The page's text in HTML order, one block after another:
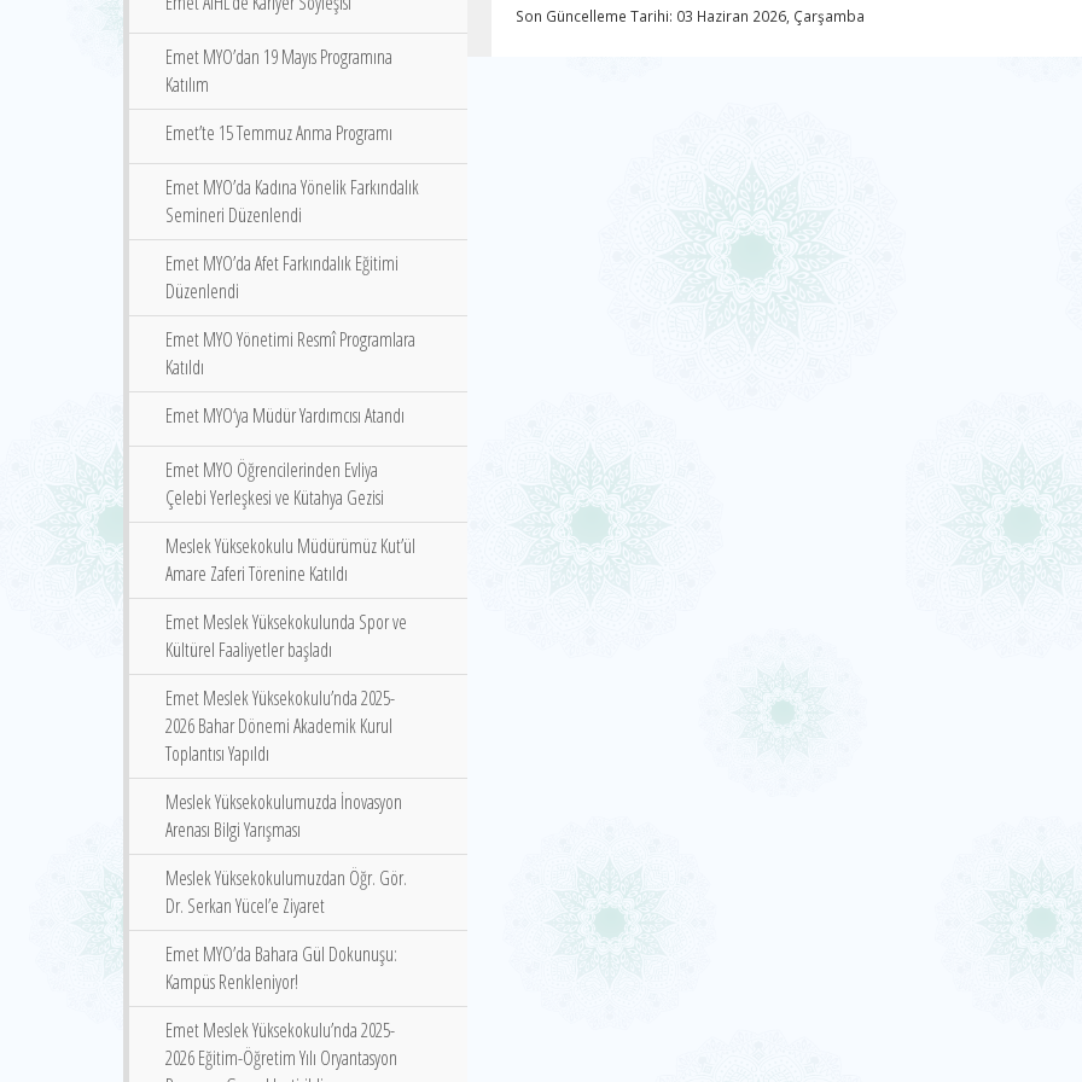
Emet MYO’dan 19 Mayıs Programına
Katılım
Emet’te 15 Temmuz Anma Programı
Emet MYO’da Kadına Yönelik Farkındalık
Semineri Düzenlendi
Emet MYO’da Afet Farkındalık Eğitimi
Düzenlendi
Emet MYO Yönetimi Resmî Programlara
Katıldı
Emet MYO‘ya Müdür Yardımcısı Atandı
Emet MYO Öğrencilerinden Evliya
Çelebi Yerleşkesi ve Kütahya Gezisi
Meslek Yüksekokulu Müdürümüz Kut’ül
Amare Zaferi Törenine Katıldı
Emet Meslek Yüksekokulunda Spor ve
Kültürel Faaliyetler başladı
Emet Meslek Yüksekokulu’nda 2025-
2026 Bahar Dönemi Akademik Kurul
Toplantısı Yapıldı
Meslek Yüksekokulumuzda İnovasyon
Arenası Bilgi Yarışması
Meslek Yüksekokulumuzdan Öğr. Gör.
Dr. Serkan Yücel’e Ziyaret
Emet MYO’da Bahara Gül Dokunuşu:
Kampüs Renkleniyor!
Emet Meslek Yüksekokulu’nda 2025-
2026 Eğitim-Öğretim Yılı Oryantasyon
Son Güncelleme Tarihi: 03 Haziran 2026, Çarşamba